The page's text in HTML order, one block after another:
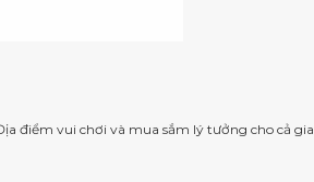
điểm vui chơi và mua sắm lý tưởng cho cả gia